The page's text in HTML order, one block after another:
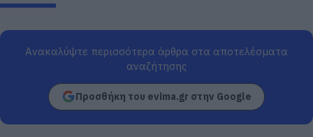
Ανακαλύψτε περισσότερα άρθρα στα αποτελέσματα
αναζήτησης
Προσθήκη του evima.gr στην Google